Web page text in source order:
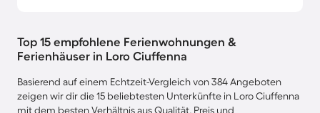
Top 15 empfohlene Ferienwohnungen &
Ferienhäuser in Loro Ciuffenna
Basierend auf einem Echtzeit-Vergleich von 384 Angeboten
zeigen wir dir die 15 beliebtesten Unterkünfte in Loro Ciuffenna
mit dem besten Verhältnis aus Qualität, Preis und